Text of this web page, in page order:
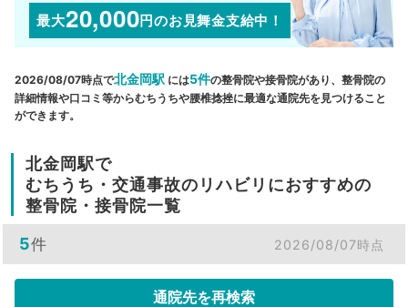
最大20,000円のお見舞金支給中！
2026/08/07時点で北金岡駅 には5件の整骨院や接骨院があり、整骨院の
詳細情報や口コミ等からむちうちや腰椎捻挫に最適な通院先を見つけること
ができます。
北金岡駅で
むちうち・交通事故のリハビリにおすすめの
整骨院・接骨院一覧
5件 2026/08/07時点
通院先を再検索